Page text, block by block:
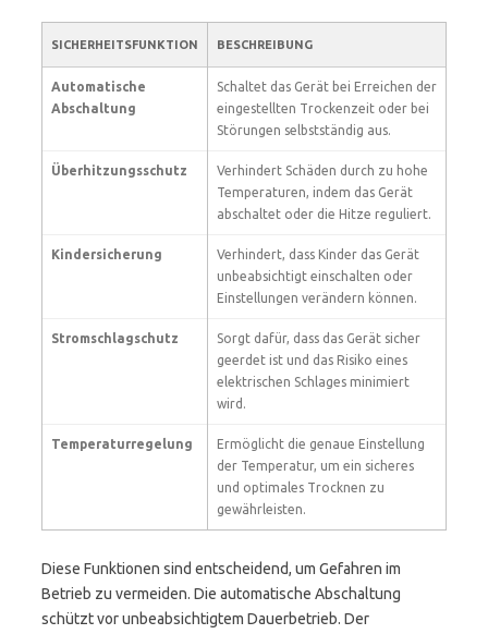
SICHERHEITSFUNKTION BESCHREIBUNG
Automatische
Abschaltung
Schaltet das Gerät bei Erreichen der
eingestellten Trockenzeit oder bei
Störungen selbstständig aus.
Überhitzungsschutz
Verhindert Schäden durch zu hohe
Temperaturen, indem das Gerät
abschaltet oder die Hitze reguliert.
Kindersicherung
Verhindert, dass Kinder das Gerät
unbeabsichtigt einschalten oder
Einstellungen verändern können.
Stromschlagschutz
Sorgt dafür, dass das Gerät sicher
geerdet ist und das Risiko eines
elektrischen Schlages minimiert
wird.
Temperaturregelung
Ermöglicht die genaue Einstellung
der Temperatur, um ein sicheres
und optimales Trocknen zu
gewährleisten.
Diese Funktionen sind entscheidend, um Gefahren im
Betrieb zu vermeiden. Die automatische Abschaltung
schützt vor unbeabsichtigtem Dauerbetrieb. Der